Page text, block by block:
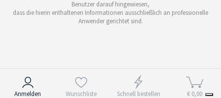
Anmelden Wunschliste Schnell bestellen € 0,00
Benutzer darauf hingewiesen,
dass die hierin enthaltenen Informationen ausschließlich an professionelle
Anwender gerichtet sind.
Hinweis bei Erhebung